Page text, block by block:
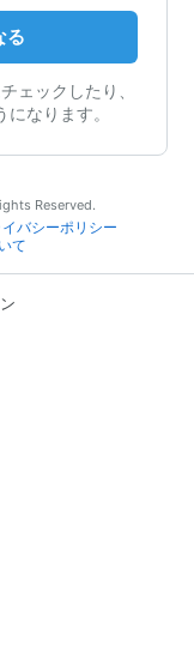
る
ェックしたり、
なります。
Reserved.
イバシーポリシー
て